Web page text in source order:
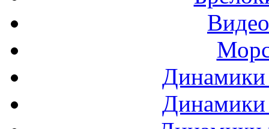
Динамики
Динамики